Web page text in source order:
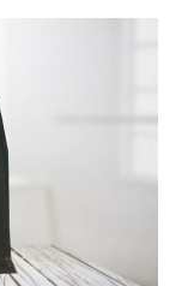
Himpunan
Putusan Tarjih
Muhammadiyah
Himpunan